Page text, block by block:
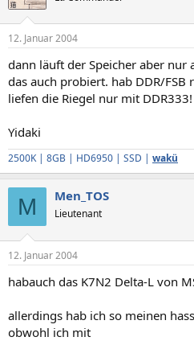
12. Januar 2004
dann läuft der Speicher aber nur
das auch probiert. hab DDR/
liefen die Riegel nur mit DDR333!
Yidaki
2500K | 8GB | HD6950 | SSD | wakü
M Men_TOS
Lieutenant
12. Januar 2004
habauch das K7N2 Delta-L von
allerdings hab ich so meinen
obwohl ich mit